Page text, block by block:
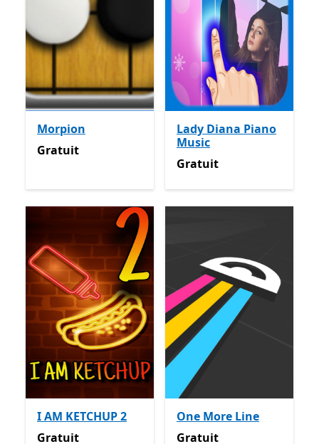
Morpion
Gratuit
Gratuit
Lady Diana Piano
Music
Gratuit
Gratuit
I AM KETCHUP 2
Gratuit
Gratuit
One More Line
Gratuit
Gratuit